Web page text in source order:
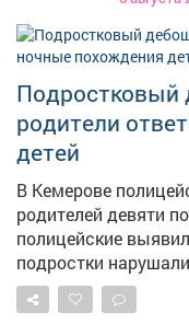
бинокль – общая
тысячи рублей. С таким "комплектом" он попытался
покинуть магазин,
Однако работник
кнопку тревожной
Росгвардии
дальнейшего разбирательства.
грозит
ответственность
Подростковый
родители
детей
В Кемерове
родителей девяти
полицейские
подростки
сообщает полиция
запечатлены